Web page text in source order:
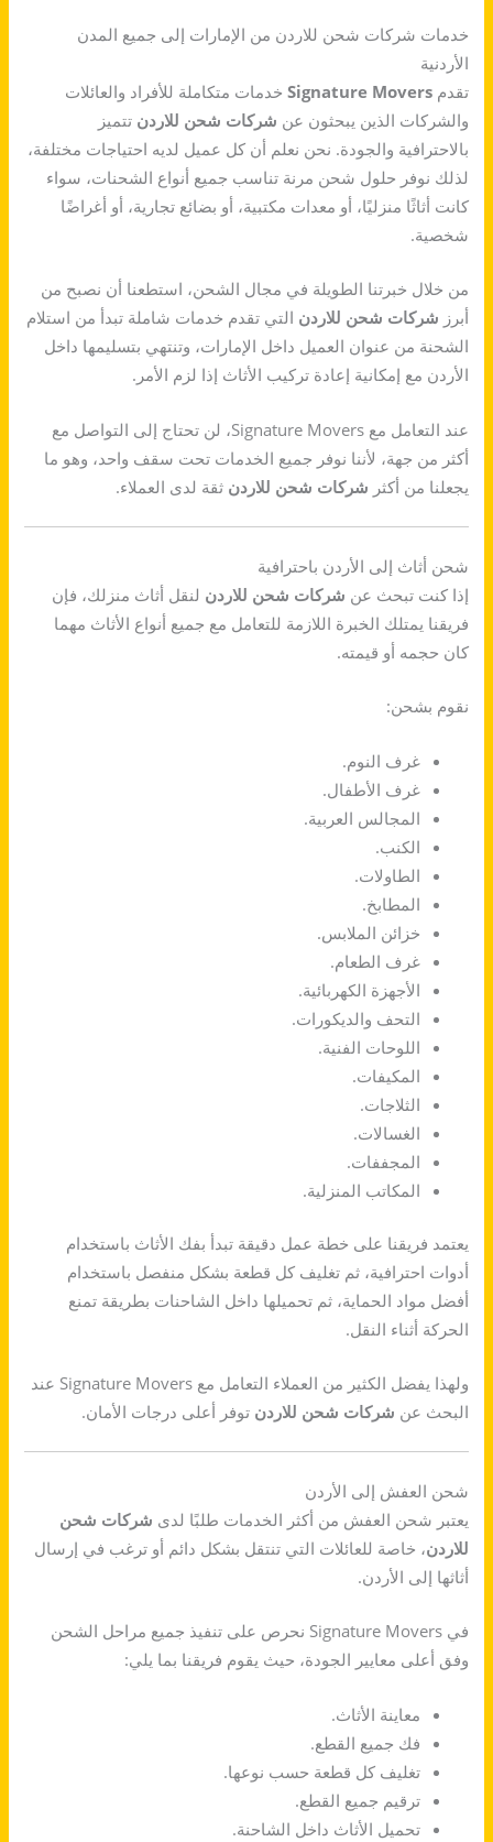
خدمات شركات شحن للاردن من الإمارات إلى جميع المدن
الأردنية
تقدمSignature Movers خدمات متكاملة للأفراد والعائلات
والشركات الذين يبحثون عن شركات شحن للاردن تتميز
بالاحترافية والجودة. نحن نعلم أن كل عميل لديه احتياجات مختلفة،
لذلك نوفر حلول شحن مرنة تناسب جميع أنواع الشحنات، سواء
كانت أثاثًا منزليًا، أو معدات مكتبية، أو بضائع تجارية، أو أغراضًا
شخصية.
من خلال خبرتنا الطويلة في مجال الشحن، استطعنا أن نصبح من
أبرز شركات شحن للاردن التي تقدم خدمات شاملة تبدأ من استلام
الشحنة من عنوان العميل داخل الإمارات، وتنتهي بتسليمها داخل
الأردن مع إمكانية إعادة تركيب الأثاث إذا لزم الأمر.
عند التعامل مع Signature Movers، لن تحتاج إلى التواصل مع
أكثر من جهة، لأننا نوفر جميع الخدمات تحت سقف واحد، وهو ما
يجعلنا من أكثر شركات شحن للاردن ثقة لدى العملاء.
شحن أثاث إلى الأردن باحترافية
إذا كنت تبحث عن شركات شحن للاردن لنقل أثاث منزلك، فإن
فريقنا يمتلك الخبرة اللازمة للتعامل مع جميع أنواع الأثاث مهما
كان حجمه أو قيمته.
نقوم بشحن:
غرف النوم.
غرف الأطفال.
المجالس العربية.
الكنب.
الطاولات.
المطابخ.
خزائن الملابس.
غرف الطعام.
الأجهزة الكهربائية.
التحف والديكورات.
اللوحات الفنية.
المكيفات.
الثلاجات.
الغسالات.
المجففات.
المكاتب المنزلية.
يعتمد فريقنا على خطة عمل دقيقة تبدأ بفك الأثاث باستخدام
أدوات احترافية، ثم تغليف كل قطعة بشكل منفصل باستخدام
أفضل مواد الحماية، ثم تحميلها داخل الشاحنات بطريقة تمنع
الحركة أثناء النقل.
ولهذا يفضل الكثير من العملاء التعامل مع Signature Movers عند
البحث عن شركات شحن للاردن توفر أعلى درجات الأمان.
شحن العفش إلى الأردن
يعتبر شحن العفش من أكثر الخدمات طلبًا لدى شركات شحن
للاردن، خاصة للعائلات التي تنتقل بشكل دائم أو ترغب في إرسال
أثاثها إلى الأردن.
في Signature Movers نحرص على تنفيذ جميع مراحل الشحن
وفق أعلى معايير الجودة، حيث يقوم فريقنا بما يلي:
معاينة الأثاث.
فك جميع القطع.
تغليف كل قطعة حسب نوعها.
ترقيم جميع القطع.
تحميل الأثاث داخل الشاحنة.